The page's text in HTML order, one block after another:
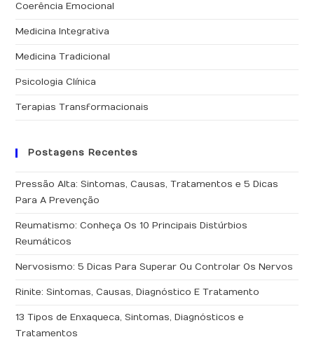
Coerência Emocional
Medicina Integrativa
Medicina Tradicional
Psicologia Clínica
Terapias Transformacionais
Postagens Recentes
Pressão Alta: Sintomas, Causas, Tratamentos e 5 Dicas
Para A Prevenção
Reumatismo: Conheça Os 10 Principais Distúrbios
Reumáticos
Nervosismo: 5 Dicas Para Superar Ou Controlar Os Nervos
Rinite: Sintomas, Causas, Diagnóstico E Tratamento
13 Tipos de Enxaqueca, Sintomas, Diagnósticos e
Tratamentos